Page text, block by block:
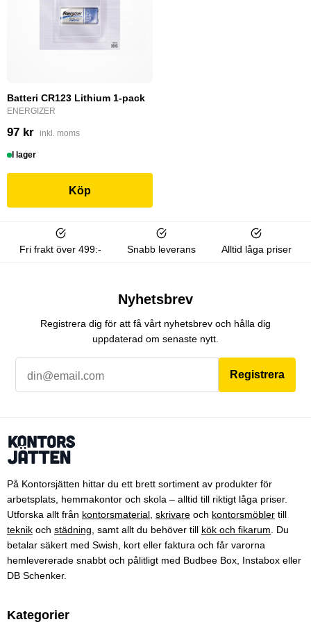
Batteri CR123 Lithium 1-pack
ENERGIZER
97 kr inkl. moms
I lager
Köp
Fri frakt över 499:- Snabb leverans Alltid låga priser
Nyhetsbrev
Registrera dig för att få vårt nyhetsbrev och hålla dig
uppdaterad om senaste nytt.
Registrera
På Kontorsjätten hittar du ett brett sortiment av produkter för
arbetsplats, hemmakontor och skola – alltid till riktigt låga priser.
Utforska allt från kontorsmaterial skrivare och kontorsmöbler till
teknik och städning , samt allt du behöver till kök och fikarum . Du
betalar säkert med Swish, kort eller faktura och får varorna
hemlevererade snabbt och pålitligt med Budbee Box, Instabox eller
DB Schenker.
Kategorier